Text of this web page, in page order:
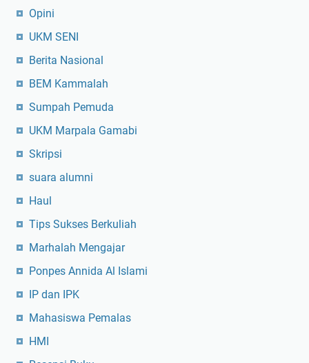
Opini
UKM SENI
Berita Nasional
BEM Kammalah
Sumpah Pemuda
UKM Marpala Gamabi
Skripsi
suara alumni
Haul
Tips Sukses Berkuliah
Marhalah Mengajar
Ponpes Annida Al Islami
IP dan IPK
Mahasiswa Pemalas
HMI